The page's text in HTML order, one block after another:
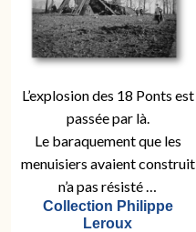
L’explosion des 18 Ponts est
passée par là.
Le baraquement que les
menuisiers avaient construit
n’a pas résisté …
Collection Philippe
Leroux